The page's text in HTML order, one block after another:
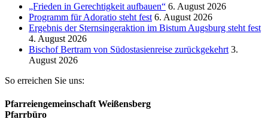
„Frieden in Gerechtigkeit aufbauen“ 6. August 2026
Programm für Adoratio steht fest 6. August 2026
Ergebnis der Sternsingeraktion im Bistum Augsburg steht fest
4. August 2026
Bischof Bertram von Südostasienreise zurückgekehrt 3.
August 2026
So erreichen Sie uns:
Pfarreiengemeinschaft Weißensberg
Pfarrbüro